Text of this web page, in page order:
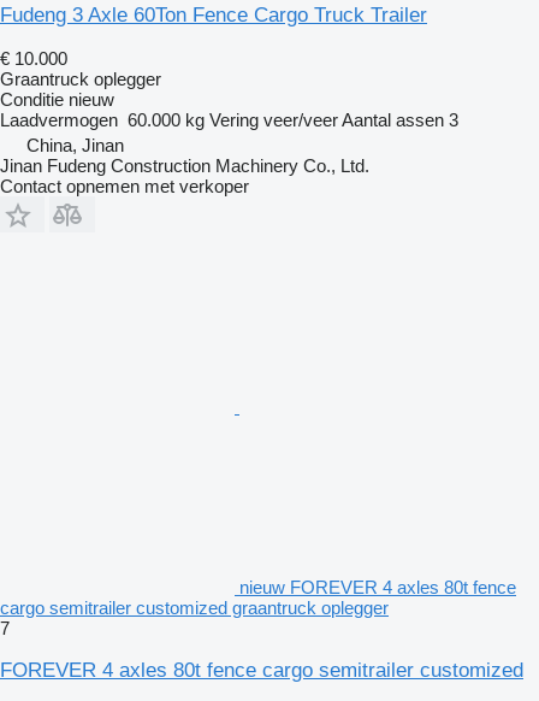
Fudeng 3 Axle 60Ton Fence Cargo Truck Trailer
€ 10.000
Graantruck oplegger
Conditie nieuw
Laadvermogen 60.000 kg Vering veer/veerAantal assen 3
China, Jinan
Jinan Fudeng Construction Machinery Co., Ltd.
Contact opnemen met verkoper
nieuw FOREVER 4 axles 80t fence
cargo semitrailer customized graantruck oplegger
7
FOREVER 4 axles 80t fence cargo semitrailer customized